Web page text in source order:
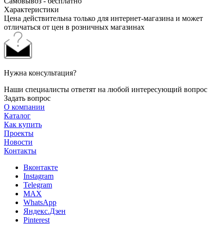
Характеристики
Цена действительна только для интернет-магазина и может
отличаться от цен в розничных магазинах
Нужна консультация?
Наши специалисты ответят на любой интересующий вопрос
Задать вопрос
О компании
Каталог
Как купить
Проекты
Новости
Контакты
Вконтакте
Instagram
Telegram
MAX
WhatsApp
Яндекс.Дзен
Pinterest